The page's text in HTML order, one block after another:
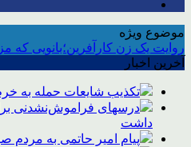
موضوع ویژه
روایت یک زن کارآفرین؛بانویی که
آخرین اخبار
تکذیب شایعات حمله به
درسهای فراموش‌نشدنی
داشت
پیام امیر حاتمی به مردم